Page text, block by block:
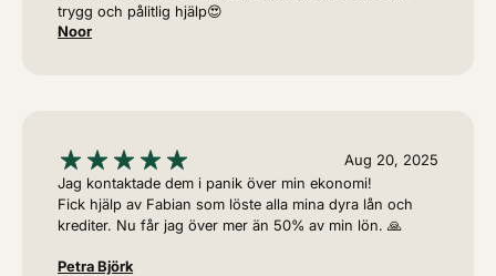
trygg och pålitlig hjälp😍
Noor
Aug 20, 2025
Jag kontaktade dem i panik över min ekonomi!
Fick hjälp av Fabian som löste alla mina dyra lån och
krediter. Nu får jag över mer än 50% av min lön. 🙏
Petra Björk